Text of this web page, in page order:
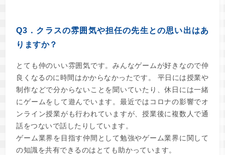
Q3．クラスの雰囲気や担任の先生との思い出はあ
りますか？
とても仲のいい雰囲気です。みんなゲームが好きなので仲
良くなるのに時間はかからなかったです。 平日には授業や
制作などで分からないことを聞いていたり、休日には一緒
にゲームをして遊んでいます。最近ではコロナの影響でオ
ンライン授業がも行われていますが、授業後に複数人で通
話をつないで話したりしています。
ゲーム業界を目指す仲間として勉強やゲーム業界に関して
の知識を共有できるのはとても助かっています。